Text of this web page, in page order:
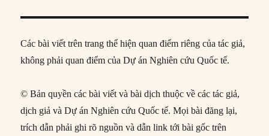
Các bài viết trên trang thể hiện quan điểm riêng của tác giả,
không phải quan điểm của Dự án Nghiên cứu Quốc tế.
© Bản quyền các bài viết và bài dịch thuộc về các tác giả,
dịch giả và Dự án Nghiên cứu Quốc tế. Mọi bài đăng lại,
trích dẫn phải ghi rõ nguồn và dẫn link tới bài gốc trên